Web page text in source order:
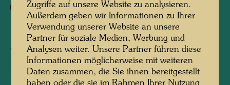
760
BURNING WINTER
WINTER LICHTERLOH
HIVER EN FLAMMES
Zugriffe auf unsere Website zu analysieren.
Außerdem geben wir Informationen zu Ihrer
Verwendung unserer Website an unsere
Partner für soziale Medien, Werbung und
Analysen weiter. Unsere Partner führen diese
Informationen möglicherweise mit weiteren
Daten zusammen, die Sie ihnen bereitgestellt